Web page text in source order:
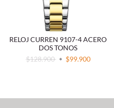
RELOJ CURREN 9107-4 ACERO
DOS TONOS
$128.900
$99.900